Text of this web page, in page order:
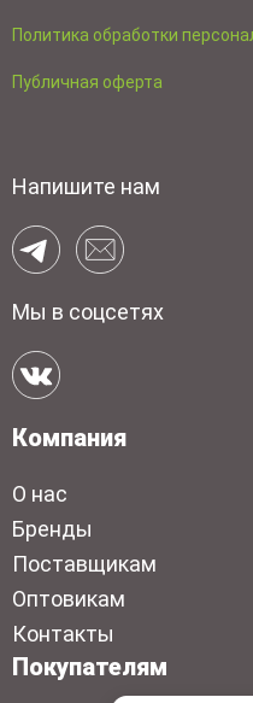
Политика обработки
Публичная оферта
Напишите нам
Мы в соцсетях
Компания
О нас
Бренды
Поставщикам
Оптовикам
Контакты
Покупателям